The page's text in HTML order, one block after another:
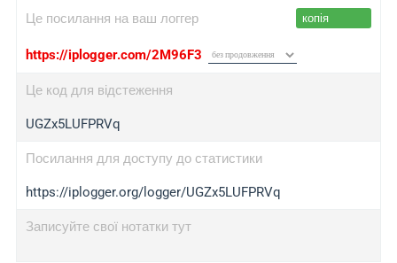
Це посилання на ваш логгер копія
https://iplogger.com/2M96F3
Це код для відстеження
UGZx5LUFPRVq
Посилання для доступу до статистики
https://iplogger.org/logger/UGZx5LUFPRVq
Записуйте свої нотатки тут